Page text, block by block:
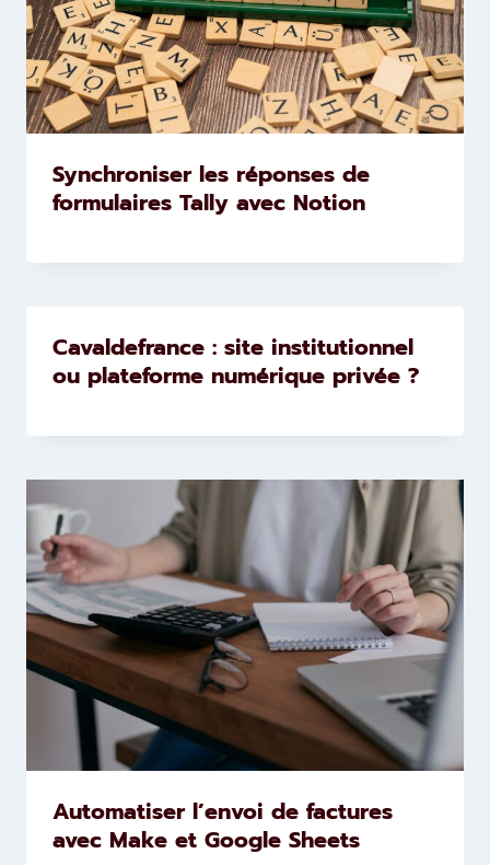
Synchroniser les réponses de
formulaires Tally avec Notion
Cavaldefrance : site institutionnel
ou plateforme numérique privée ?
Automatiser l’envoi de factures
avec Make et Google Sheets